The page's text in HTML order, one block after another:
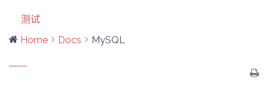
测试
Home
Docs MySQL